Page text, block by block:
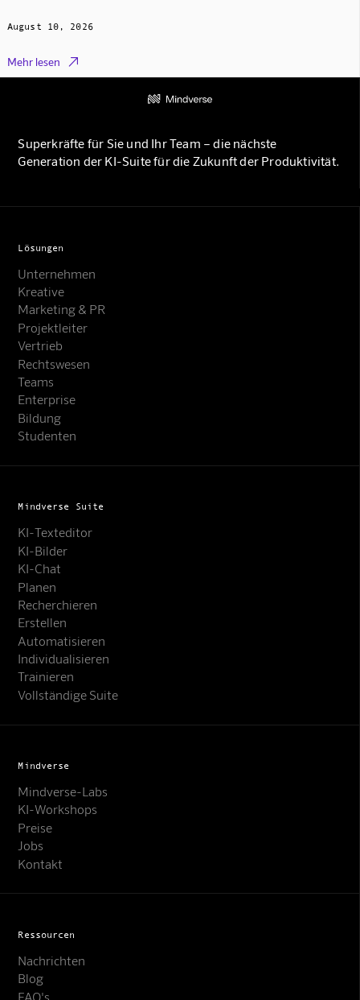
August 10, 2026
Mehr lesen 
Superkräfte für Sie und Ihr Team – die nächste
Generation der KI-Suite für die Zukunft der Produktivität.
Lösungen
Unternehmen
Kreative
Marketing & PR
Projektleiter
Vertrieb
Rechtswesen
Teams
Enterprise
Bildung
Studenten
Mindverse Suite
KI-Texteditor
KI-Bilder
KI-Chat
Planen
Recherchieren
Erstellen
Automatisieren
Individualisieren
Trainieren
Vollständige Suite
Mindverse
Mindverse-Labs
KI-Workshops
Preise
Jobs
Kontakt
Ressourcen
Nachrichten
Blog
FAQ's